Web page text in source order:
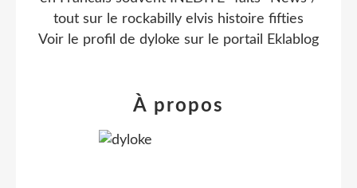
tout sur le rockabilly elvis histoire fifties
Voir le profil de dyloke sur le portail Eklablog
À propos